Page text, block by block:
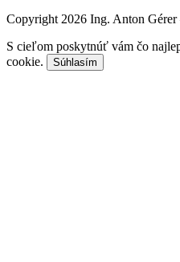
Copyright 2026 Ing. Anton Gérer
S cieľom poskytnúť vám čo
cookie.
Súhlasím